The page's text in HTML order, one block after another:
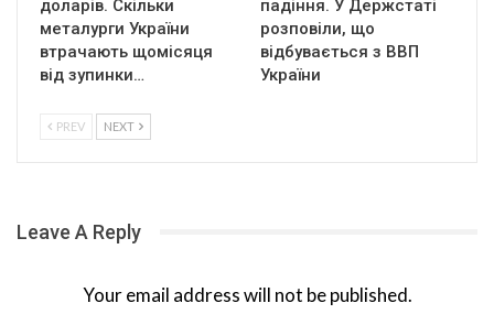
доларів. Скільки
металурги України
втрачають щомісяця
від зупинки…
падіння. У Держстаті
розповіли, що
відбувається з ВВП
України
PREV NEXT
Leave A Reply
Your email address will not be published.